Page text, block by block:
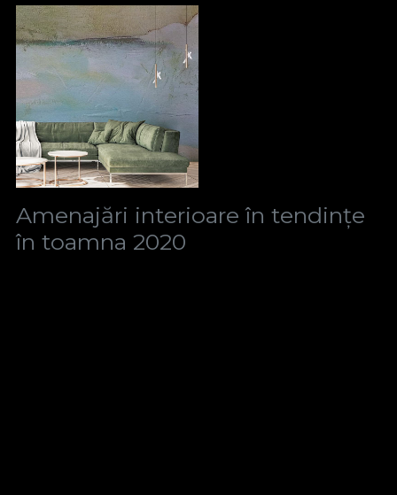
Amenajări interioare în tendințe
în toamna 2020